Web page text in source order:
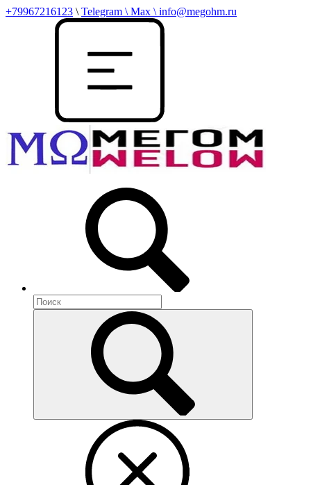
+79967216123 \ Telegram \ Max \ info@megohm.ru